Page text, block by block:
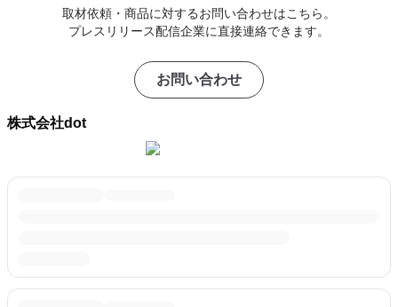
取材依頼・商品に対するお問い合わせはこちら。
プレスリリース配信企業に直接連絡できます。
お問い合わせ
株式会社dot